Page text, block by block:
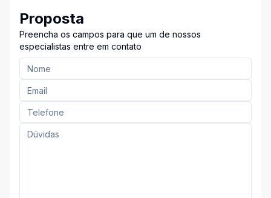
Proposta
Preencha os campos para que um de nossos
especialistas entre em contato